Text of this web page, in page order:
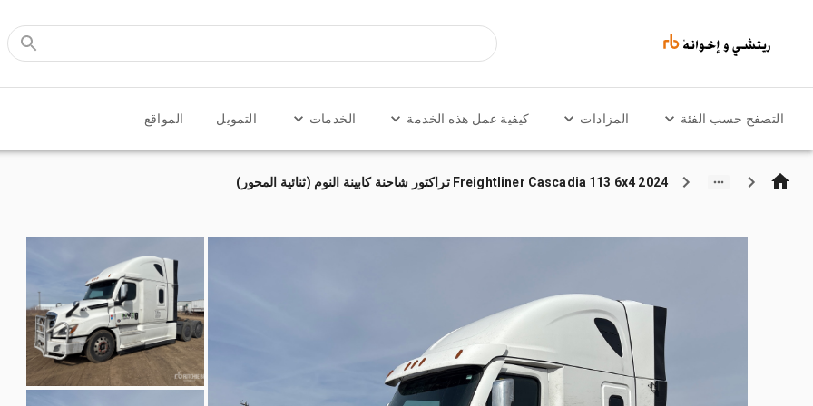
التصفح حسب الفئة المزادات كيفية عمل هذه الخدمة الخدمات التمويل المواقع
2024 Freightliner Cascadia 113 6x4 تراكتور شاحنة كابينة النوم (ثنائية المحور)